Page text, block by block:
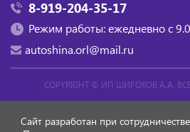
8-919-204-35-17
Режим работы: ежедневно с
autoshina.orl@mail.ru
COPYRIGHT © ИП ШИРОКОВ А.А.
Сайт разработан при